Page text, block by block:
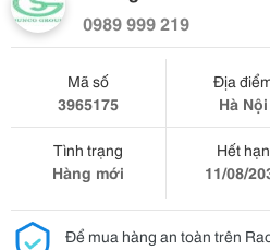
0989 999 219
Mã số
3965175
Địa
Hà Nội
Tình trạng
Hàng mới
Hết hạn
11/08/
Để mua hàng an toàn trên